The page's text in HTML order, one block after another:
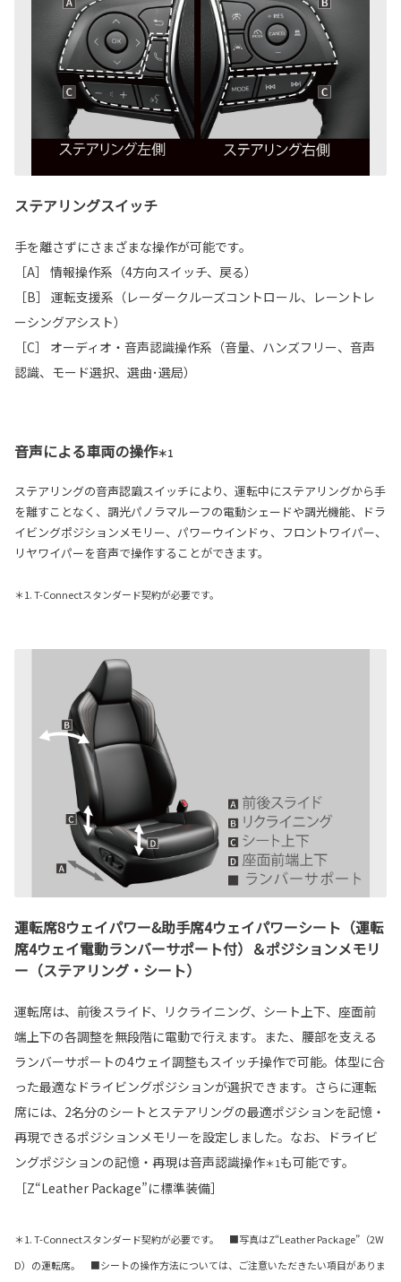
ステアリングスイッチ
手を離さずにさまざまな操作が可能です。
［A］ 情報操作系（4方向スイッチ、戻る）
［B］ 運転支援系（レーダークルーズコントロール、レーントレ
ーシングアシスト）
［C］ オーディオ・音声認識操作系（音量、ハンズフリー、音声
認識、モード選択、選曲･選局）
音声による車両の操作＊1
ステアリングの音声認識スイッチにより、運転中にステアリングから手
を離すことなく、調光パノラマルーフの電動シェードや調光機能、ドラ
イビングポジションメモリー、パワーウインドゥ、フロントワイパー、
リヤワイパーを音声で操作することができます。
＊1. T-Connectスタンダード契約が必要です。
運転席8ウェイパワー&助手席4ウェイパワーシート（運転
席4ウェイ電動ランバーサポート付）＆ポジションメモリ
ー（ステアリング・シート）
運転席は、前後スライド、リクライニング、シート上下、座面前
端上下の各調整を無段階に電動で行えます。また、腰部を支える
ランバーサポートの4ウェイ調整もスイッチ操作で可能。体型に合
った最適なドライビングポジションが選択できます。さらに運転
席には、2名分のシートとステアリングの最適ポジションを記憶・
再現できるポジションメモリーを設定しました。なお、ドライビ
ングポジションの記憶・再現は音声認識操作＊1も可能です。
［Z“Leather Package”に標準装備］
＊1. T-Connectスタンダード契約が必要です。 ■写真はZ“Leather Package”（2W
D）の運転席。 ■シートの操作方法については、ご注意いただきたい項目がありま